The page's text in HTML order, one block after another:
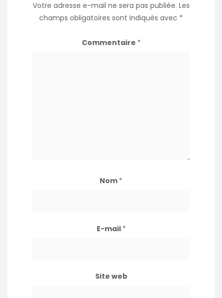
Votre adresse e-mail ne sera pas publiée. Les
champs obligatoires sont indiqués avec *
Commentaire *
Nom *
E-mail *
Site web